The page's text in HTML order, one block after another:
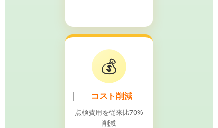
💰
コスト削減
点検費用を従来比70%
削減